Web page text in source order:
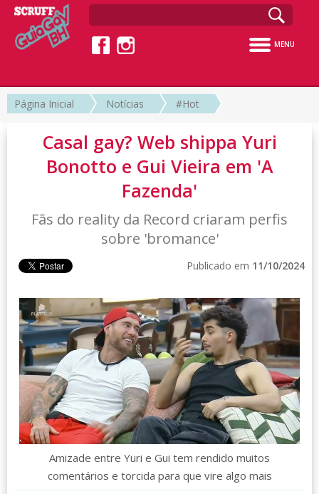
MENU
Página Inicial Notícias #Hot
Casal gay? Web shippa Yuri
Bonotto e Gui Vieira em 'A
Fazenda'
Fãs do reality da Record criaram perfis
sobre 'bromance'
Publicado em 11/10/2024
Amizade entre Yuri e Gui tem rendido muitos
comentários e torcida para que vire algo mais